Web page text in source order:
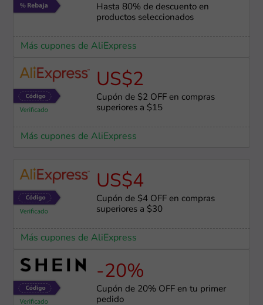
Hasta 80% de descuento en
productos seleccionados
Más cupones de AliExpress
US$2
Cupón de $2 OFF en compras
superiores a $15
Más cupones de AliExpress
US$4
Cupón de $4 OFF en compras
superiores a $30
Más cupones de AliExpress
-20%
Cupón de 20% OFF en tu primer
pedido